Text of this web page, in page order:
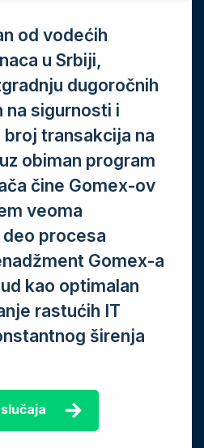
od vodećih
u Srbiji,
dugoročnih
na sigurnosti i
transakcija na
obiman program
čine Gomex-ov
veoma
procesa
Gomex-a
kao optimalan
rastućih IT
širenja